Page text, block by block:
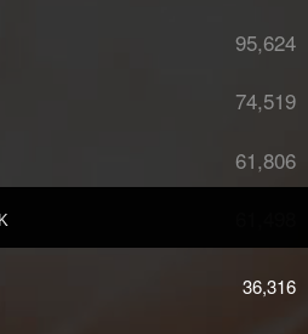
95,624
74,519
61,806
36,316